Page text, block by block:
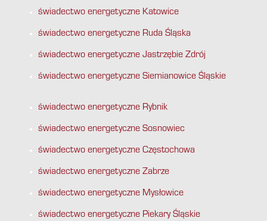
świadectwo energetyczne Katowice
świadectwo energetyczne Ruda Śląska
świadectwo energetyczne Jastrzębie Zdrój
świadectwo energetyczne Siemianowice Śląskie
świadectwo energetyczne Rybnik
świadectwo energetyczne Sosnowiec
świadectwo energetyczne Częstochowa
świadectwo energetyczne Zabrze
świadectwo energetyczne Mysłowice
świadectwo energetyczne Piekary Śląskie